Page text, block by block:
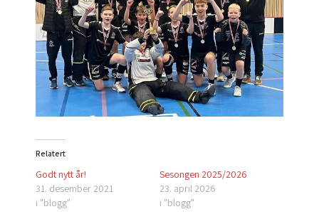
Relatert
Godt nytt år!
31. desember 2021
i "blogg"
Sesongen 2025/2026
23. april 2026
i "blogg"